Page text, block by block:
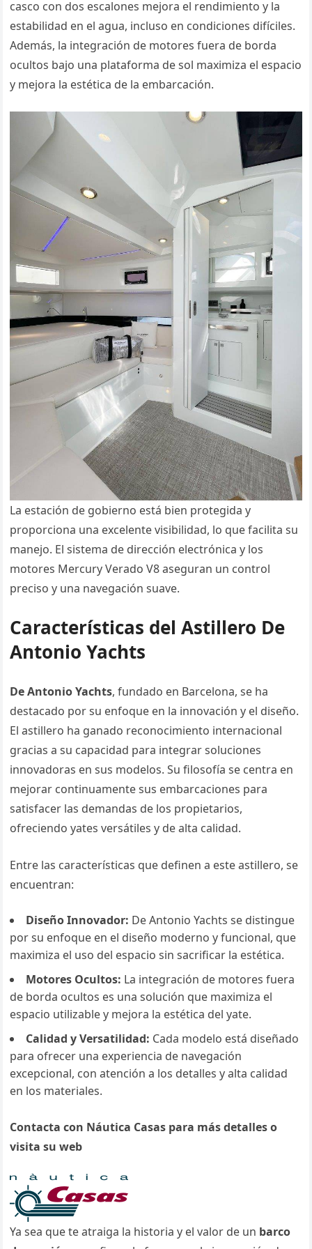
casco con dos escalones mejora el rendimiento y la
estabilidad en el agua, incluso en condiciones difíciles.
Además, la integración de motores fuera de borda
ocultos bajo una plataforma de sol maximiza el espacio
y mejora la estética de la embarcación​.
La estación de gobierno está bien protegida y
proporciona una excelente visibilidad, lo que facilita su
manejo. El sistema de dirección electrónica y los
motores Mercury Verado V8 aseguran un control
preciso y una navegación suave​.
Características del Astillero De
Antonio Yachts
De Antonio Yachts, fundado en Barcelona, se ha
destacado por su enfoque en la innovación y el diseño.
El astillero ha ganado reconocimiento internacional
gracias a su capacidad para integrar soluciones
innovadoras en sus modelos. Su filosofía se centra en
mejorar continuamente sus embarcaciones para
satisfacer las demandas de los propietarios,
ofreciendo yates versátiles y de alta calidad​​.
Entre las características que definen a este astillero, se
encuentran:
Diseño Innovador: De Antonio Yachts se distingue
por su enfoque en el diseño moderno y funcional, que
maximiza el uso del espacio sin sacrificar la estética.
Motores Ocultos: La integración de motores fuera
de borda ocultos es una solución que maximiza el
espacio utilizable y mejora la estética del yate.
Calidad y Versatilidad: Cada modelo está diseñado
para ofrecer una experiencia de navegación
excepcional, con atención a los detalles y alta calidad
en los materiales.
Contacta con Náutica Casas para más detalles o
visita su web
Ya sea que te atraiga la historia y el valor de un barco